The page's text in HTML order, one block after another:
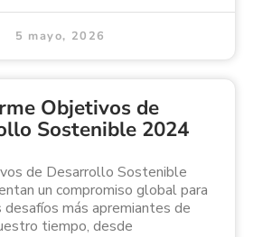
5 mayo, 2026
Objetivos de
Sostenible 2024
de Desarrollo Sostenible
un compromiso global para
desafíos más apremiantes de
tiempo, desde